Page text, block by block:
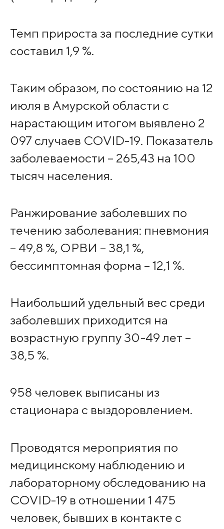
Темп прироста за последние сутки
составил 1,9 %.
Таким образом, по состоянию на 12
июля в Амурской области с
нарастающим итогом выявлено 2
097 случаев COVID-19. Показатель
заболеваемости – 265,43 на 100
тысяч населения.
Ранжирование заболевших по
течению заболевания: пневмония
– 49,8 %, ОРВИ – 38,1 %,
бессимптомная форма – 12,1 %.
Наибольший удельный вес среди
заболевших приходится на
возрастную группу 30-49 лет –
38,5 %.
958 человек выписаны из
стационара с выздоровлением.
Проводятся мероприятия по
медицинскому наблюдению и
лабораторному обследованию на
COVID-19 в отношении 1 475
человек, бывших в контакте с